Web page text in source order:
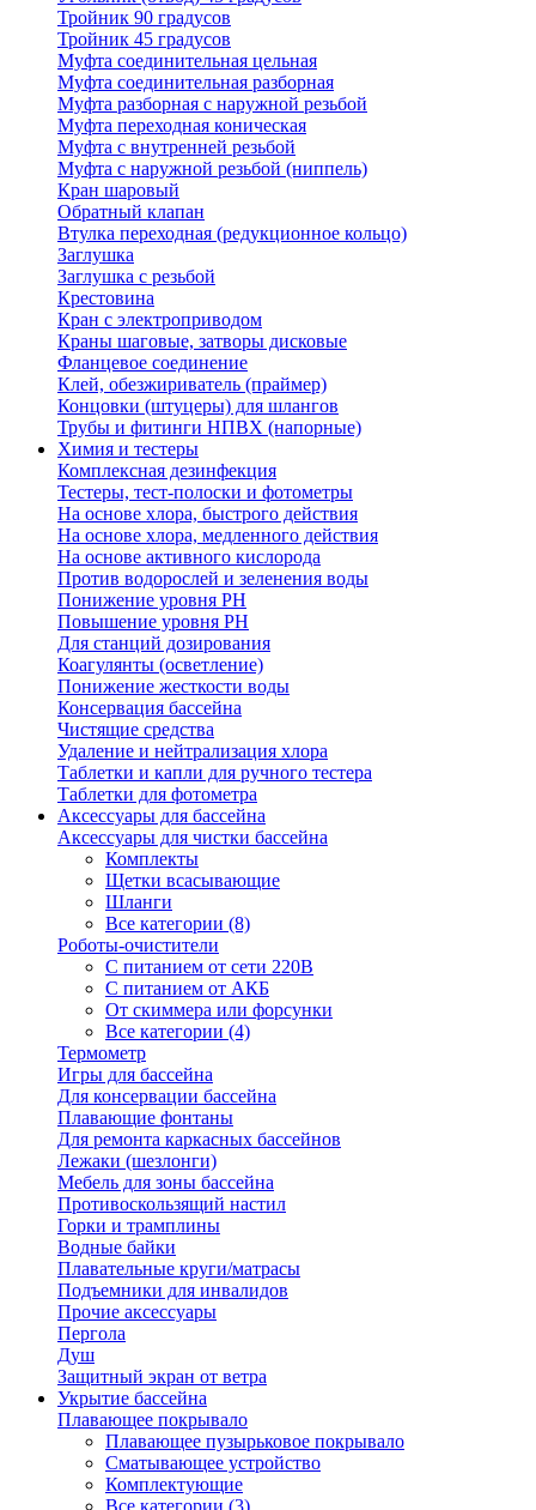
Тройник 90 градусов
Тройник 45 градусов
Муфта соединительная цельная
Муфта соединительная разборная
Муфта разборная с наружной резьбой
Муфта переходная коническая
Муфта с внутренней резьбой
Муфта с наружной резьбой (ниппель)
Кран шаровый
Обратный клапан
Втулка переходная (редукционное кольцо)
Заглушка
Заглушка с резьбой
Крестовина
Кран с электроприводом
Краны шаговые, затворы дисковые
Фланцевое соединение
Клей, обезжириватель (праймер)
Концовки (штуцеры) для шлангов
Трубы и фитинги НПВХ (напорные)
Химия и тестеры
Комплексная дезинфекция
Тестеры, тест-полоски и фотометры
На основе хлора, быстрого действия
На основе хлора, медленного действия
На основе активного кислорода
Против водорослей и зеленения воды
Понижение уровня РН
Повышение уровня РН
Для станций дозирования
Коагулянты (осветление)
Понижение жесткости воды
Консервация бассейна
Чистящие средства
Удаление и нейтрализация хлора
Таблетки и капли для ручного тестера
Таблетки для фотометра
Аксессуары для бассейна
Аксессуары для чистки бассейна
Комплекты
Щетки всасывающие
Шланги
Все категории (8)
Роботы-очистители
С питанием от сети 220В
С питанием от АКБ
От скиммера или форсунки
Все категории (4)
Термометр
Игры для бассейна
Для консервации бассейна
Плавающие фонтаны
Для ремонта каркасных бассейнов
Лежаки (шезлонги)
Мебель для зоны бассейна
Противоскользящий настил
Горки и трамплины
Водные байки
Плавательные круги/матрасы
Подъемники для инвалидов
Прочие аксессуары
Пергола
Душ
Защитный экран от ветра
Укрытие бассейна
Плавающее покрывало
Плавающее пузырьковое покрывало
Сматывающее устройство
Комплектующие
Все категории (3)